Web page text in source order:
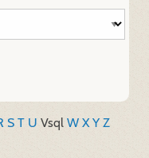
S T U Vsql W XY Z